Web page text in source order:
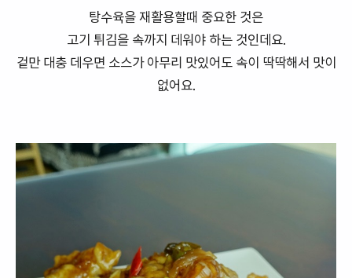
탕수육을 재활용할때 중요한 것은
고기 튀김을 속까지 데워야 하는 것인데요.
겉만 대충 데우면 소스가 아무리 맛있어도 속이 딱딱해서 맛이
없어요.